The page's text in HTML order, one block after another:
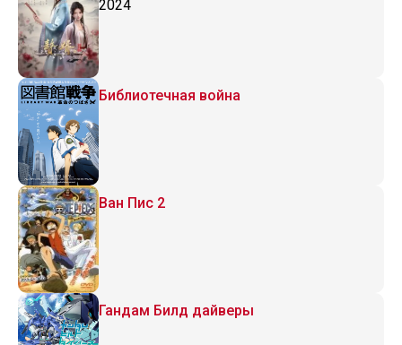
2024
Библиотечная война
Ван Пис 2
Гандам Билд дайверы